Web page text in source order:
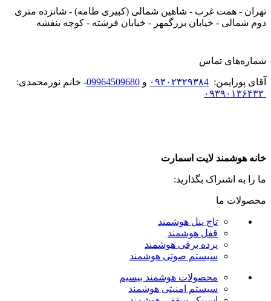
تهران - همت غرب - شاهین شمالی (کبیری طامه) - شانزده متری
دوم شمالی - خیابان بزرگمهر - خیابان فرشته - کوچه بنفشه
شماره‌های تماس
آقای پورایمن: ۰۹۳۰۲۳۲۹۳۸4 و 09964509680- خانم نورمحمدی:
خانه هوشمند لایت اسمارت
ما را به اشتراک بگذارید:
محصولات ما
تاچ پنل هوشمند
قفل هوشمند
پرده برقی هوشمند
سیستم صوتی هوشمند
محصولات هوشمند بیسیم
سیستم امنیتی هوشمند